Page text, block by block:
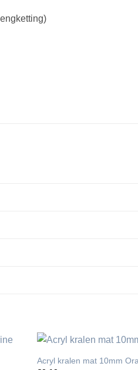
Acryl kralen mat 10mm